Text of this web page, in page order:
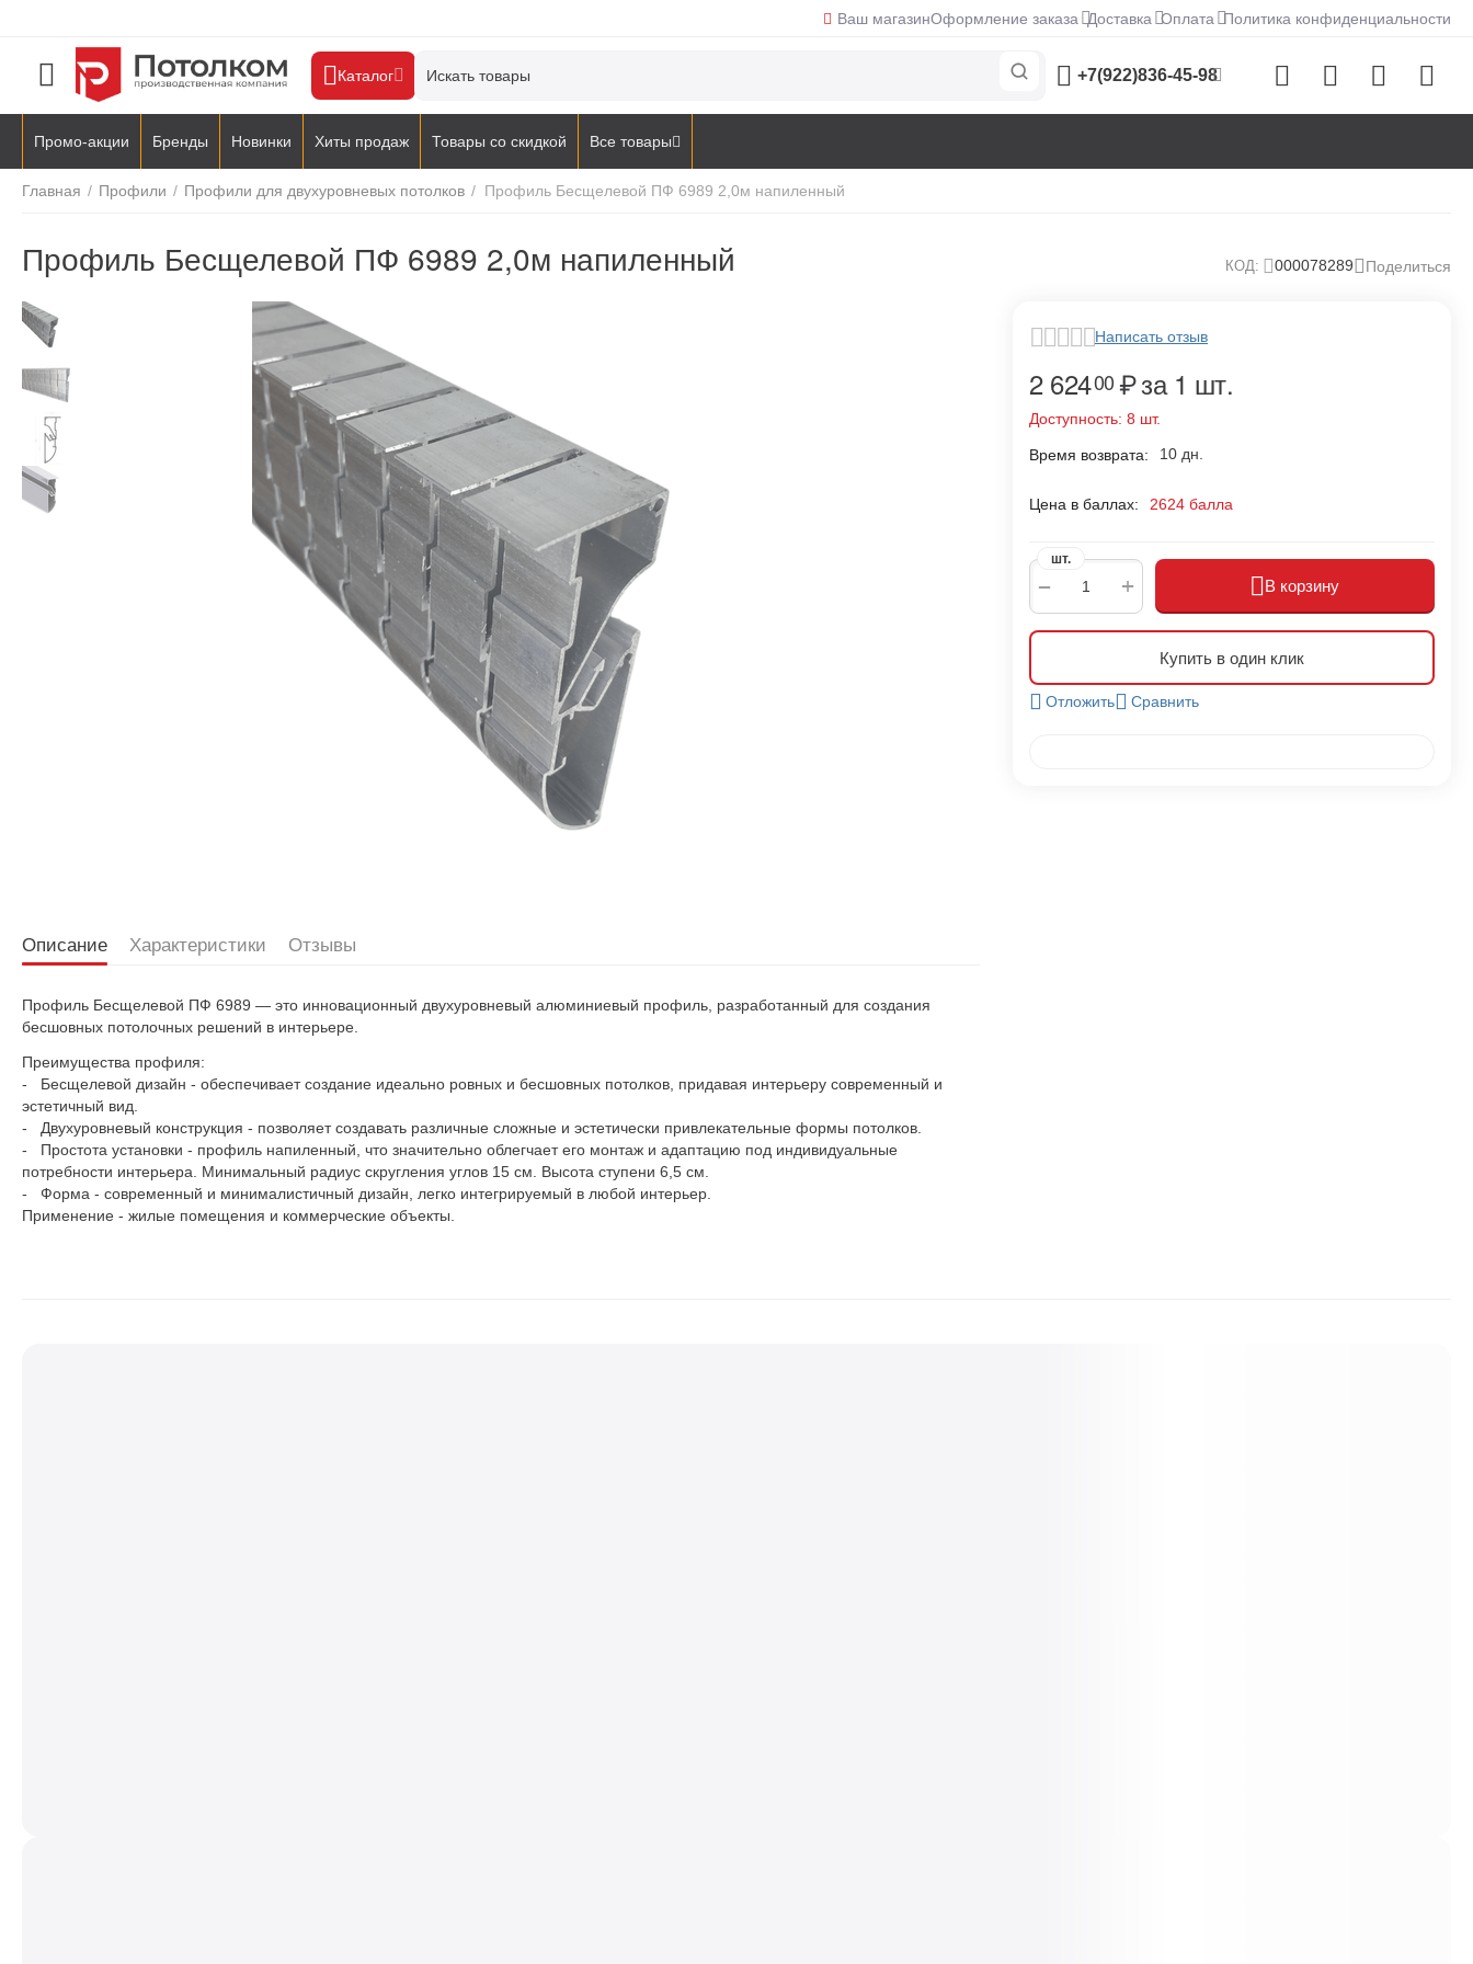
Ваш магазинОформление заказа Доставка Оплата Политика конфиденциальности
Каталог +7(922)836-45-98
Промо-акции Бренды Новинки Хиты продаж Товары со скидкой Все товары
Главная / Профили / Профили для двухуровневых потолков / Профиль Бесщелевой ПФ 6989 2,0м напиленный
Профиль Бесщелевой ПФ 6989 2,0м напиленный КОД: 000078289 Поделиться
Написать отзыв
2 62400₽за 1 шт.
Доступность: 8 шт.
Время возврата: 10 дн.
Цена в баллах: 2624 балла
+
−
шт.
В корзину
Купить в один клик
Отложить Сравнить
Описание Характеристики Отзывы
Профиль Бесщелевой ПФ 6989 — это инновационный двухуровневый алюминиевый профиль, разработанный для создания
бесшовных потолочных решений в интерьере.
Преимущества профиля:
- Бесщелевой дизайн - обеспечивает создание идеально ровных и бесшовных потолков, придавая интерьеру современный и
эстетичный вид.
- Двухуровневый конструкция - позволяет создавать различные сложные и эстетически привлекательные формы потолков.
- Простота установки - профиль напиленный, что значительно облегчает его монтаж и адаптацию под индивидуальные
потребности интерьера. Минимальный радиус скругления углов 15 см. Высота ступени 6,5 см.
- Форма - современный и минималистичный дизайн, легко интегрируемый в любой интерьер.
Применение - жилые помещения и коммерческие объекты.